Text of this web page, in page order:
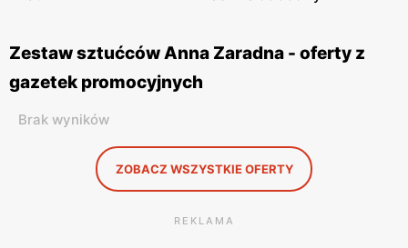
Zestaw sztućców Anna Zaradna - oferty z
gazetek promocyjnych
Brak wyników
ZOBACZ WSZYSTKIE OFERTY
REKLAMA